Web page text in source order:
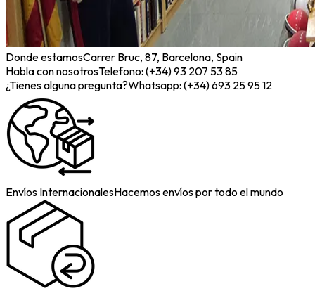
Donde estamosCarrer Bruc, 87, Barcelona, Spain
Habla con nosotrosTelefono: (+34) 93 207 53 85
¿Tienes alguna pregunta?Whatsapp: (+34) 693 25 95 12
Envíos InternacionalesHacemos envíos por todo el mundo